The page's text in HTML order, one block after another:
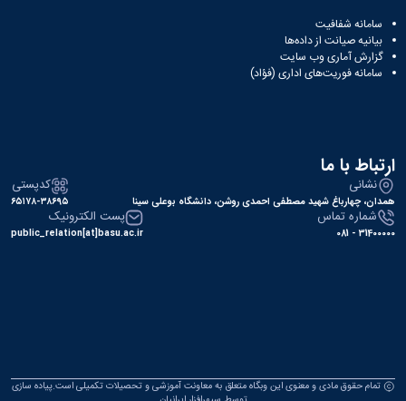
برنامه
های
آموزشی
آموزش
آموزش
تقویم
آموزشی
سامانه شفافیت
بیانیه صیانت از داده‌ها
گزارش آماری وب‌ سایت
سامانه فوریت‌های اداری (فؤاد)
ارتباط با ما
نشانی
همدان، چهارباغ شهید مصطفی احمدی روشن، دانشگاه بوعلی سینا
کدپستی
۶۵۱۷۸-۳۸۶۹۵
شماره تماس
31400000 - 081
پست الکترونیک
public_relation[at]basu.ac.ir
تمام حقوق مادی و معنوی این وبگاه متعلق به معاونت آموزشی و تحصیلات تکمیلی است.پیاده سازی